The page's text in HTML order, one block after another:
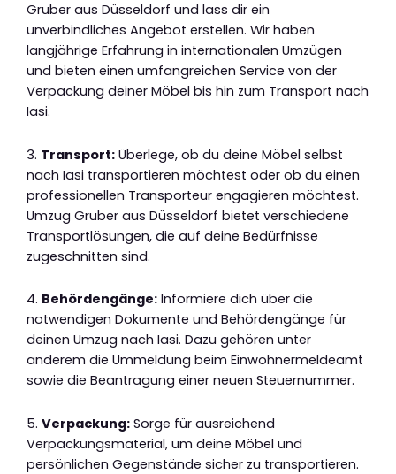
Gruber aus Düsseldorf und lass dir ein
unverbindliches Angebot erstellen. Wir haben
langjährige Erfahrung in internationalen Umzügen
und bieten einen umfangreichen Service von der
Verpackung deiner Möbel bis hin zum Transport nach
Iasi.
3. Transport: Überlege, ob du deine Möbel selbst
nach Iasi transportieren möchtest oder ob du einen
professionellen Transporteur engagieren möchtest.
Umzug Gruber aus Düsseldorf bietet verschiedene
Transportlösungen, die auf deine Bedürfnisse
zugeschnitten sind.
4. Behördengänge: Informiere dich über die
notwendigen Dokumente und Behördengänge für
deinen Umzug nach Iasi. Dazu gehören unter
anderem die Ummeldung beim Einwohnermeldeamt
sowie die Beantragung einer neuen Steuernummer.
5. Verpackung: Sorge für ausreichend
Verpackungsmaterial, um deine Möbel und
persönlichen Gegenstände sicher zu transportieren.